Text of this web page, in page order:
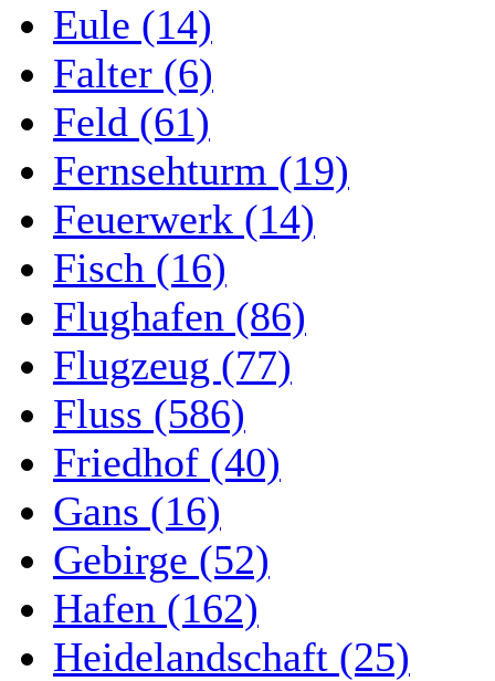
Eule (14)
Falter (6)
Feld (61)
Fernsehturm (19)
Feuerwerk (14)
Fisch (16)
Flughafen (86)
Flugzeug (77)
Fluss (586)
Friedhof (40)
Gans (16)
Gebirge (52)
Hafen (162)
Heidelandschaft (25)